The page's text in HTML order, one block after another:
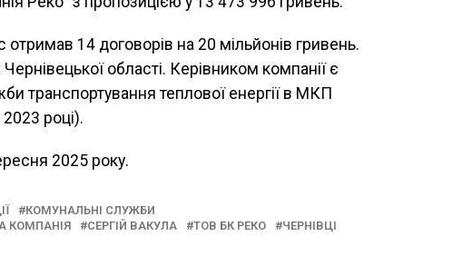
14 договорів на 20 мільйонів гривень.
області. Керівником компанії є
транспортування теплової енергії в МКП
у 2023 році).
2025 року.
КОМУНАЛЬНІ СЛУЖБИ
КОМПАНІЯ СЕРГІЙ ВАКУЛА ТОВ БК РЕКО ЧЕРНІВЦІ